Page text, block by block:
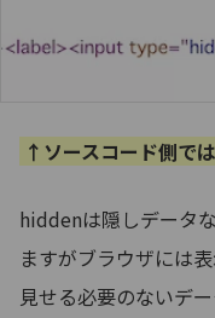
↑ソースコード側で
hiddenは隠しデータ
ますがブラウザには
見せる必要のないデ